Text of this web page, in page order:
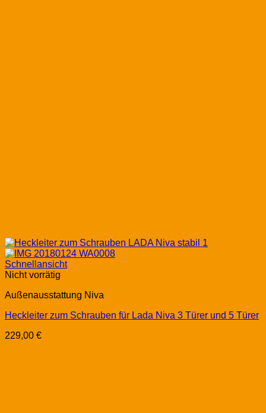
Schnellansicht
Nicht vorrätig
Außenausstattung Niva
Heckleiter zum Schrauben für Lada Niva 3 Türer und 5 Türer
229,00 €